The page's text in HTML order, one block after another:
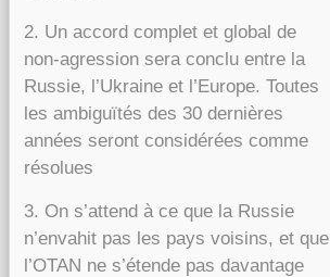
2. Un accord complet et global de
non-agression sera conclu entre la
Russie, l’Ukraine et l’Europe. Toutes
les ambiguïtés des 30 dernières
années seront considérées comme
résolues
3. On s’attend à ce que la Russie
n’envahit pas les pays voisins, et que
l’OTAN ne s’étende pas davantage